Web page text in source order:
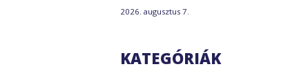
2026. augusztus 7.
KATEGÓRIÁK